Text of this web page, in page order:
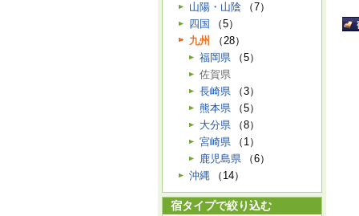
山陽・山陰
（7）
四国
（5）
九州
（28）
福岡県
（5）
佐賀県
長崎県
（3）
熊本県
（5）
大分県
（8）
宮崎県
（1）
鹿児島県
（6）
沖縄
（14）
宿タイプで絞り込む